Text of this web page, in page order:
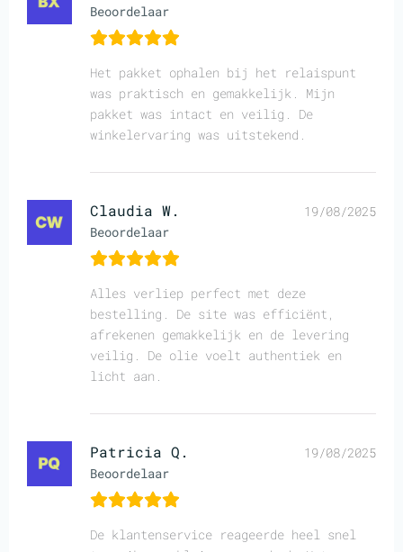
Beoordelaar
Het pakket ophalen bij het relaispunt
was praktisch en gemakkelijk. Mijn
pakket was intact en veilig. De
winkelervaring was uitstekend.
Claudia W.
Beoordelaar
19/08/2025
Alles verliep perfect met deze
bestelling. De site was efficiënt,
afrekenen gemakkelijk en de levering
veilig. De olie voelt authentiek en
licht aan.
Patricia Q.
Beoordelaar
19/08/2025
De klantenservice reageerde heel snel